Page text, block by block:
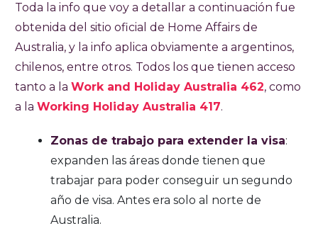
Toda la info que voy a detallar a continuación fue
obtenida del sitio oficial de Home Affairs de
Australia, y la info aplica obviamente a argentinos,
chilenos, entre otros. Todos los que tienen acceso
tanto a la Work and Holiday Australia 462, como
a la Working Holiday Australia 417.
Zonas de trabajo para extender la visa:
expanden las áreas donde tienen que
trabajar para poder conseguir un segundo
año de visa. Antes era solo al norte de
Australia.